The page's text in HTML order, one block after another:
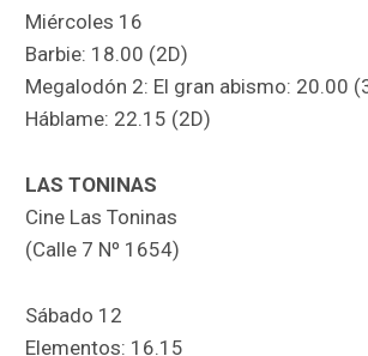
Miércoles 16
Barbie: 18.00 (2D)
Megalodón 2: El gran abismo: 20.00
Háblame: 22.15 (2D)
LAS TONINAS
Cine Las Toninas
(Calle 7 Nº 1654)
Sábado 12
Elementos: 16.15